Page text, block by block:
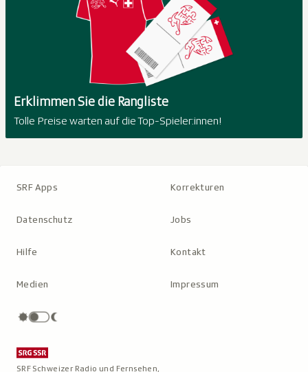
Erklimmen Sie die Rangliste
Tolle Preise warten auf die Top-Spieler:innen!
SRF Apps Korrekturen
Datenschutz Jobs
Hilfe Kontakt
Medien Impressum
SRF Schweizer Radio und Fernsehen,